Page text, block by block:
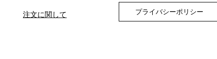
注文に関して プライバシーポリシー